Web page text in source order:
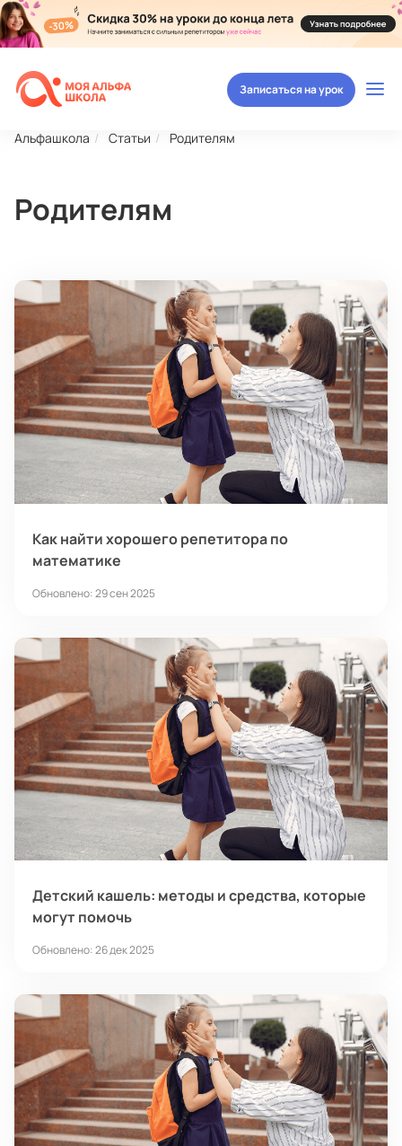
Записаться на урок
Альфашкола Статьи Родителям
Родителям
Как найти хорошего репетитора по
математике
Обновлено: 29 сен 2025
Детский кашель: методы и средства, которые
могут помочь
Обновлено: 26 дек 2025